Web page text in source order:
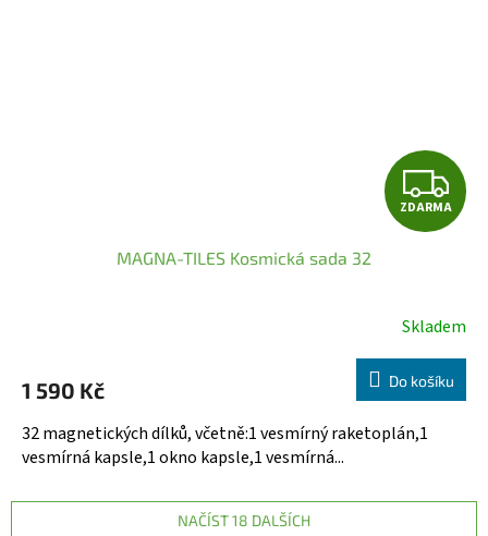
Z
D
R
M
A
ZDARMA
MAGNA-TILES Kosmická sada 32
Skladem
1 590 Kč Do košíku
32 magnetických dílků, včetně:1 vesmírný raketoplán,1
vesmírná kapsle,1 okno kapsle,1 vesmírná...
NAČÍST 18 DALŠÍCH